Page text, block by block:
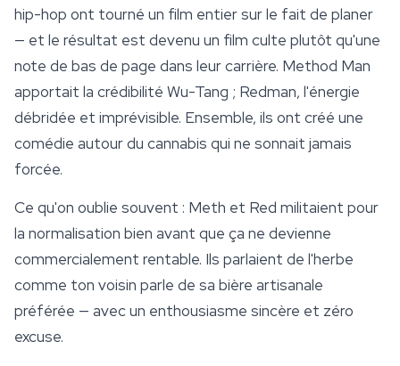
hip-hop ont tourné un film entier sur le fait de planer
— et le résultat est devenu un film culte plutôt qu'une
note de bas de page dans leur carrière. Method Man
apportait la crédibilité Wu-Tang ; Redman, l'énergie
débridée et imprévisible. Ensemble, ils ont créé une
comédie autour du cannabis qui ne sonnait jamais
forcée.
Ce qu'on oublie souvent : Meth et Red militaient pour
la normalisation bien avant que ça ne devienne
commercialement rentable. Ils parlaient de l'herbe
comme ton voisin parle de sa bière artisanale
préférée — avec un enthousiasme sincère et zéro
excuse.